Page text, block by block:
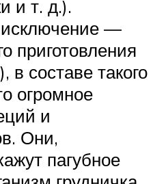
и т. д.).
—
приготовления
в составе такого
огромное
и
Они,
пагубное